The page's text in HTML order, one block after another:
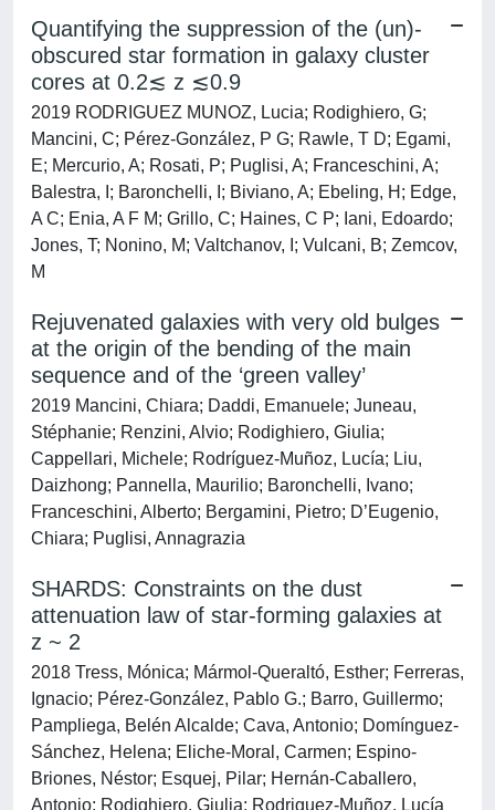
Quantifying the suppression of the (un)-
obscured star formation in galaxy cluster
cores at 0.2≲ z ≲0.9
2019 RODRIGUEZ MUNOZ, Lucia; Rodighiero, G;
Mancini, C; Pérez-González, P G; Rawle, T D; Egami,
E; Mercurio, A; Rosati, P; Puglisi, A; Franceschini, A;
Balestra, I; Baronchelli, I; Biviano, A; Ebeling, H; Edge,
A C; Enia, A F M; Grillo, C; Haines, C P; Iani, Edoardo;
Jones, T; Nonino, M; Valtchanov, I; Vulcani, B; Zemcov,
M
Rejuvenated galaxies with very old bulges
at the origin of the bending of the main
sequence and of the ‘green valley’
2019 Mancini, Chiara; Daddi, Emanuele; Juneau,
Stéphanie; Renzini, Alvio; Rodighiero, Giulia;
Cappellari, Michele; Rodríguez-Muñoz, Lucía; Liu,
Daizhong; Pannella, Maurilio; Baronchelli, Ivano;
Franceschini, Alberto; Bergamini, Pietro; D’Eugenio,
Chiara; Puglisi, Annagrazia
SHARDS: Constraints on the dust
attenuation law of star-forming galaxies at
z ~ 2
2018 Tress, Mónica; Mármol-Queraltó, Esther; Ferreras,
Ignacio; Pérez-González, Pablo G.; Barro, Guillermo;
Pampliega, Belén Alcalde; Cava, Antonio; Domínguez-
Sánchez, Helena; Eliche-Moral, Carmen; Espino-
Briones, Néstor; Esquej, Pilar; Hernán-Caballero,
Antonio; Rodighiero, Giulia; Rodriguez-Muñoz, Lucía